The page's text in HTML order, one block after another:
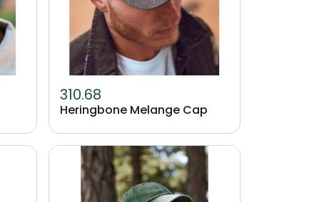
310.68
Heringbone Melange Cap
Image